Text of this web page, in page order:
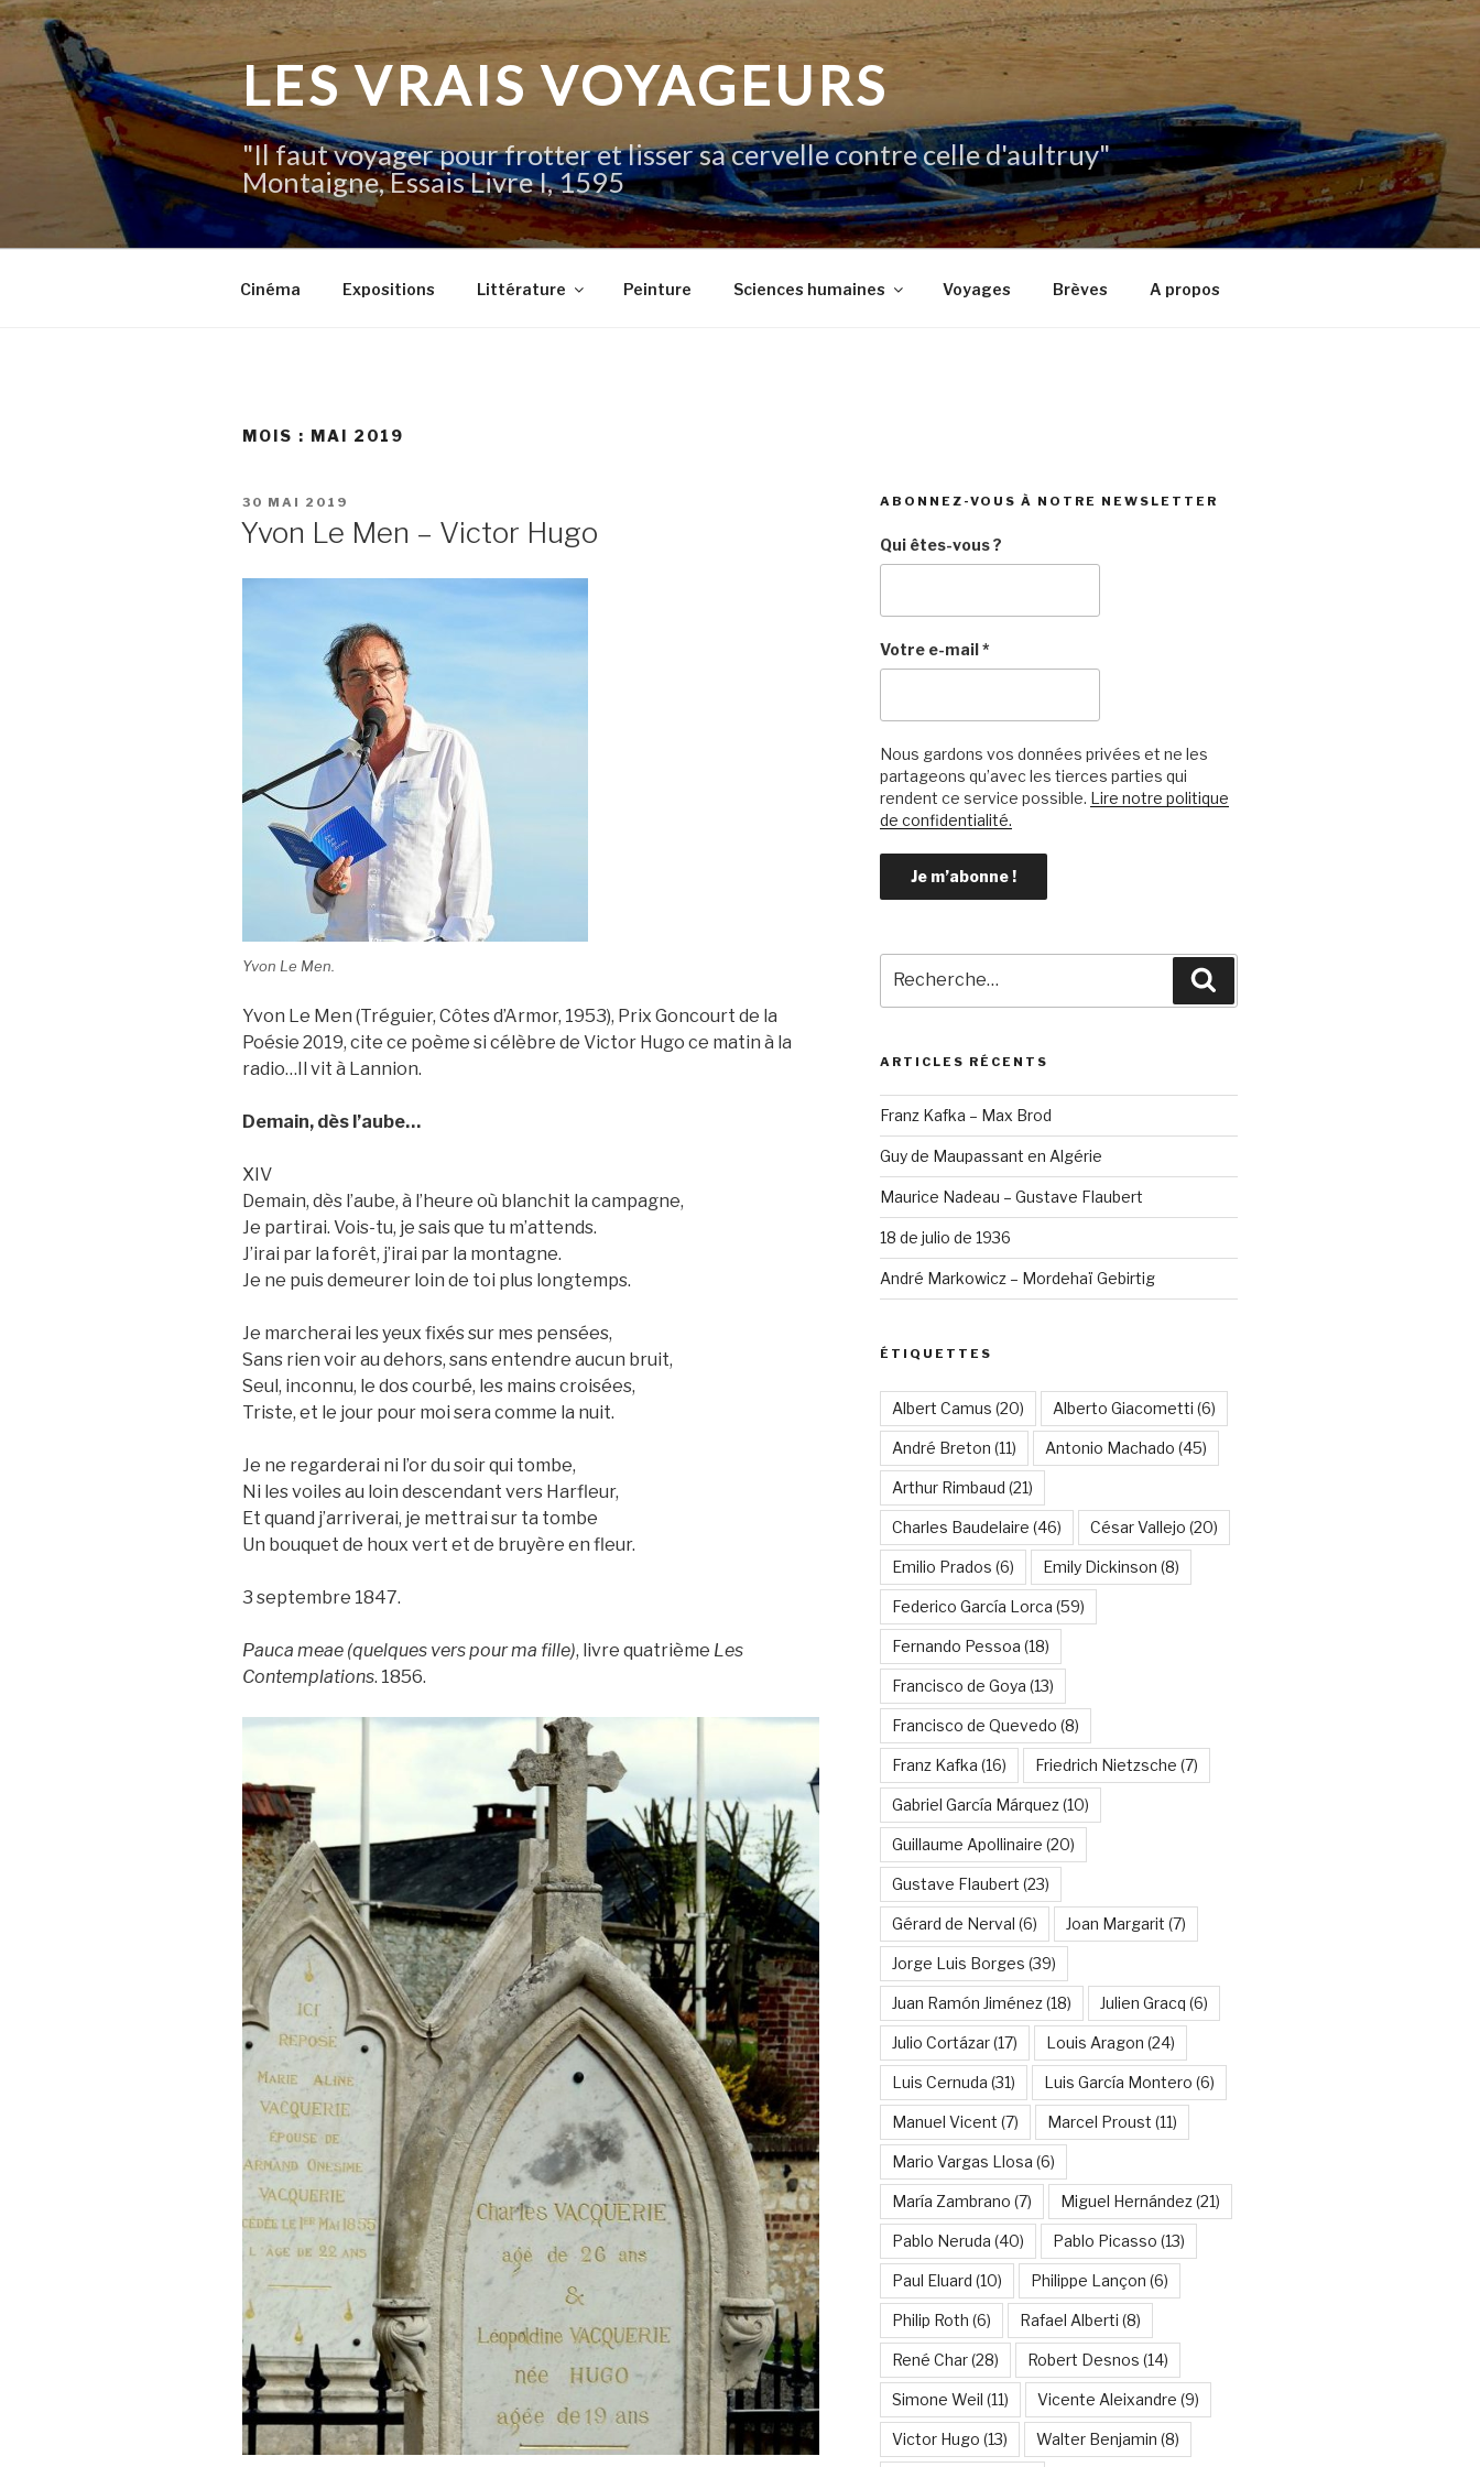
Aller
au
contenu
principal
LES VRAIS VOYAGEURS
"Il faut voyager pour frotter et lisser sa cervelle contre celle d'aultruy"
Montaigne, Essais Livre I, 1595
Cinéma Expositions Littérature Peinture Sciences humaines Voyages Brèves A propos
MOIS : MAI 2019
PUBLIÉ
30 MAI 2019
Yvon Le Men – Victor Hugo
Yvon Le Men.
Yvon Le Men (Tréguier, Côtes d’Armor, 1953), Prix Goncourt de la
Poésie 2019, cite ce poème si célèbre de Victor Hugo ce matin à la
radio…Il vit à Lannion.
Demain, dès l’aube…
XIV
Demain, dès l’aube, à l’heure où blanchit la campagne,
Je partirai. Vois-tu, je sais que tu m’attends.
J’irai par la forêt, j’irai par la montagne.
Je ne puis demeurer loin de toi plus longtemps.
Je marcherai les yeux fixés sur mes pensées,
Sans rien voir au dehors, sans entendre aucun bruit,
Seul, inconnu, le dos courbé, les mains croisées,
Triste, et le jour pour moi sera comme la nuit.
Je ne regarderai ni l’or du soir qui tombe,
Ni les voiles au loin descendant vers Harfleur,
Et quand j’arriverai, je mettrai sur ta tombe
Un bouquet de houx vert et de bruyère en fleur.
3 septembre 1847.
Pauca meae (quelques vers pour ma fille), livre quatrième Les
Contemplations. 1856.
ABONNEZ-VOUS À NOTRE NEWSLETTER
Qui êtes-vous ?
Votre e-mail*
Nous gardons vos données privées et ne les
partageons qu’avec les tierces parties qui
rendent ce service possible. Lire notre politique
de confidentialité.
pour
:
ARTICLES RÉCENTS
Franz Kafka – Max Brod
Guy de Maupassant en Algérie
Maurice Nadeau – Gustave Flaubert
18 de julio de 1936
André Markowicz – Mordehaï Gebirtig
ÉTIQUETTES
Albert Camus (20) Alberto Giacometti (6)
André Breton (11) Antonio Machado (45)
Arthur Rimbaud (21)
Charles Baudelaire (46) César Vallejo (20)
Emilio Prados (6) Emily Dickinson (8)
Federico García Lorca (59)
Fernando Pessoa (18)
Francisco de Goya (13)
Francisco de Quevedo (8)
Franz Kafka (16) Friedrich Nietzsche (7)
Gabriel García Márquez(10)
Guillaume Apollinaire (20)
Gustave Flaubert (23)
Gérard de Nerval (6) Joan Margarit (7)
Jorge Luis Borges (39)
Juan Ramón Jiménez(18) Julien Gracq (6)
Julio Cortázar(17) Louis Aragon (24)
Luis Cernuda (31) Luis García Montero (6)
Manuel Vicent (7) Marcel Proust (11)
Mario Vargas Llosa (6)
María Zambrano (7) Miguel Hernández(21)
Pablo Neruda (40) Pablo Picasso (13)
Paul Eluard (10) Philippe Lançon (6)
Philip Roth (6) Rafael Alberti (8)
René Char(28) Robert Desnos (14)
Simone Weil (11) Vicente Aleixandre (9)
Victor Hugo (13) Walter Benjamin (8)